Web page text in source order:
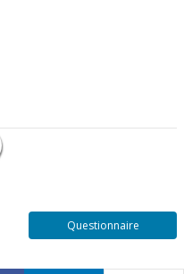
Questionnaire